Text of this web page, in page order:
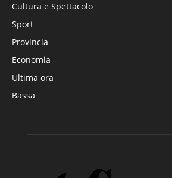
Cultura e Spettacolo
Sport
Provincia
Economia
Ultima ora
Bassa